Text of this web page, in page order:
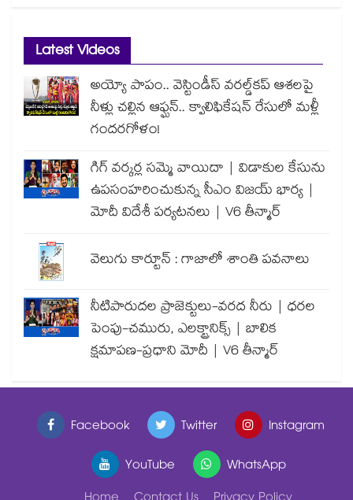
Latest Videos
అయ్యో పాపం.. వెస్టిండీస్ వరల్డ్‌కప్ ఆశలపై
నీళ్లు చల్లిన ఆఫ్ఘన్.. క్వాలిఫికేషన్ రేసులో మళ్లీ
గందరగోళం!
గిగ్ వర్కర్ల సమ్మె వాయిదా | విడాకుల కేసును
ఉపసంహరించుకున్న సీఎం విజయ్ భార్య |
మోదీ విదేశీ పర్యటనలు | V6 తీన్మార్
వెలుగు కార్టూన్ : గాజాలో శాంతి పవనాలు
నీటిపారుదల ప్రాజెక్టులు-వరద నీరు | ధరల
పెంపు-చమురు, ఎలక్ట్రానిక్స్ | బాలిక
క్షమాపణ-ప్రధాని మోదీ | V6 తీన్మార్
Facebook Twitter
Instagram
YouTube
WhatsApp